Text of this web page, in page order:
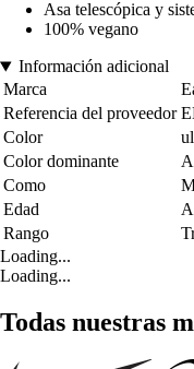
Asa telescópica y
100% vegano
Información adicional
Marca
Referencia del proveedor
Color
Color dominante
Como
Edad
Rango
Loading...
Loading...
Todas nuestras